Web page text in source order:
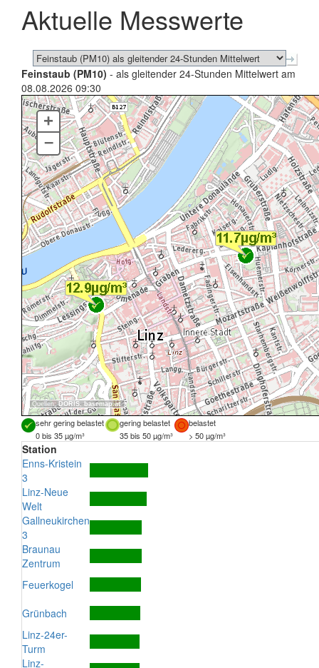
schließen
Aktuelle Messwerte
Feinstaub (PM10) - als gleitender 24-Stunden Mittelwert am
08.08.2026 09:30
Quellen:DORIS, basemap.at
+
–
sehr gering belastet gering belastet
belastet
0 bis 35 µg/m³
35 bis 50 µg/m³ > 50 µg/m³
Station
Enns-Kristein
3
Linz-Neue
Welt
Gallneukirchen
3
Braunau
Zentrum
Feuerkogel
Grünbach
Linz-24er-
Turm
Linz-